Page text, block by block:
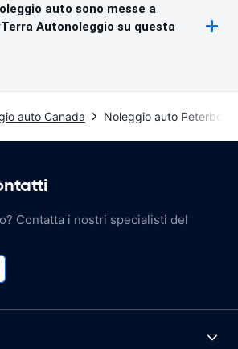
auto sono messe a
Autonoleggio su questa
auto Canada Noleggio auto
Contatta i nostri specialisti del